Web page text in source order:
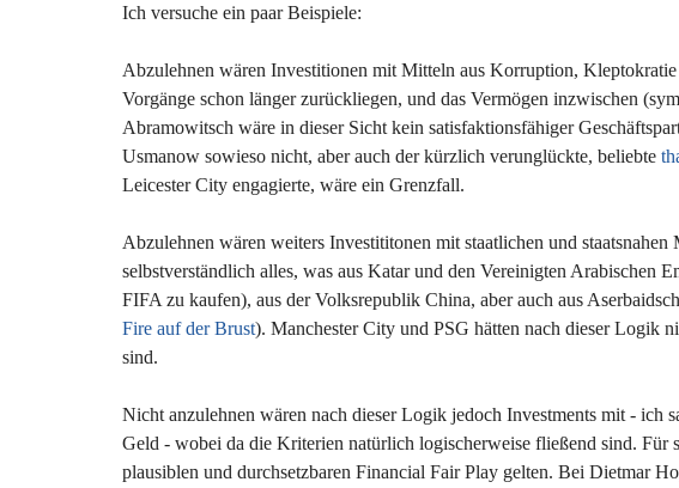
Ich versuche ein paar Beispiele:
Abzulehnen wären Investitionen mit Mitteln aus Korruption,
Vorgänge schon länger zurückliegen, und das Vermögen inzwischen
Abramowitsch wäre in dieser Sicht kein satisfaktionsfähiger
Usmanow sowieso nicht, aber auch der kürzlich verunglückte, beliebte
Leicester City engagierte, wäre ein Grenzfall.
Abzulehnen wären weiters Investititonen mit staatlichen und
selbstverständlich alles, was aus Katar und den Vereinigten Arabischen
FIFA zu kaufen), aus der Volksrepublik China, aber auch aus
Fire auf der Brust). Manchester City und PSG hätten nach dieser Logik
sind.
Nicht anzulehnen wären nach dieser Logik jedoch Investments mit - ich
Geld - wobei da die Kriterien natürlich logischerweise fließend sind. Für
plausiblen und durchsetzbaren Financial Fair Play gelten. Bei Dietmar